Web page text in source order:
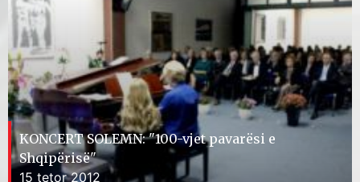
KONCERT SOLEMN: "100-vjet pavarësi e
Shqipërisë"
15 tetor 2012